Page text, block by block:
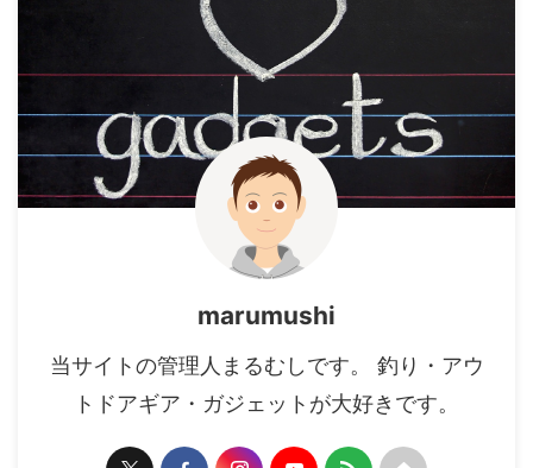
marumushi
当サイトの管理人まるむしです。 釣り・アウ
トドアギア・ガジェットが大好きです。